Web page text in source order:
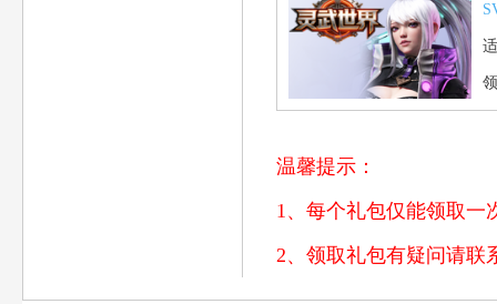
温馨提示：
1、每个礼包仅能领取一
2、领取礼包有疑问请联